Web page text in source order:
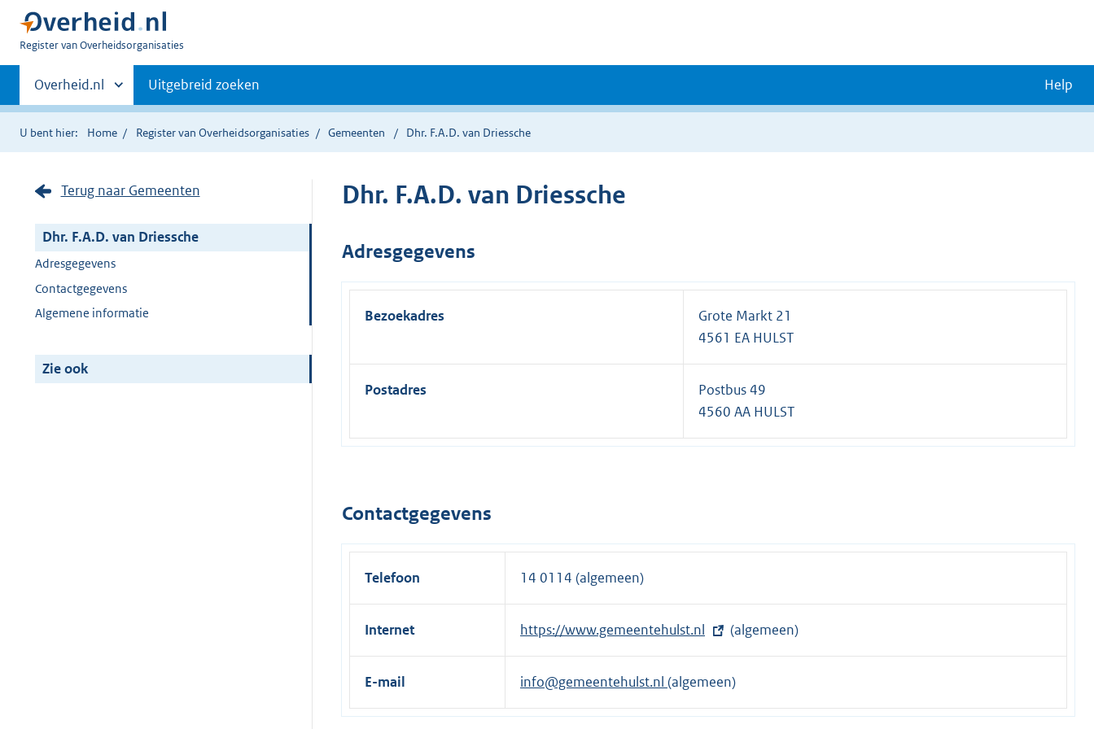
U
Register van Overheidsorganisaties
Primaire
navigatie
Andere
sites
binnen
Overheid.nl Uitgebreid zoeken Help
U bent hier: Home Register van Overheidsorganisaties Gemeenten Dhr. F.A.D. van Driessche
Terug naar Gemeenten
Dhr. F.A.D. van Driessche
Adresgegevens
Contactgegevens
Algemene informatie
Zie ook
Dhr. F.A.D. van Driessche
Adresgegevens
Bezoekadres
Grote Markt 21
4561 EA HULST
Postadres
Postbus 49
4560 AA HULST
Contactgegevens
Telefoon 14 0114 (algemeen)
Internet
E
x
t
r
https://www.gemeentehulst.nl (algemeen)
E-mail info@gemeentehulst.nl (algemeen)